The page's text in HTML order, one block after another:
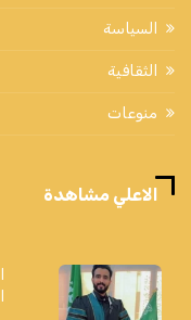
السياسة
الثقافية
منوعات
الاعلي مشاهدة